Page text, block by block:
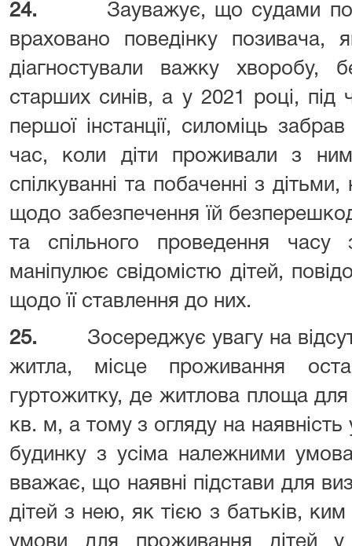
24. Зауважує, що судами
враховано поведінку позивача,
діагностували важку хворобу,
старших синів, а у 2021 році, під
першої інстанції, силоміць
час, коли діти проживали з
спілкуванні та побаченні з
щодо забезпечення їй
та спільного проведення часу
маніпулює свідомістю дітей,
щодо її ставлення до них.
25. Зосереджує увагу на
житла, місце проживання
гуртожитку, де житлова площа
кв. м, а тому з огляду на наявність
будинку з усіма належними
вважає, що наявні підстави для
дітей з нею, як тією з батьків,
умови для проживання дітей у